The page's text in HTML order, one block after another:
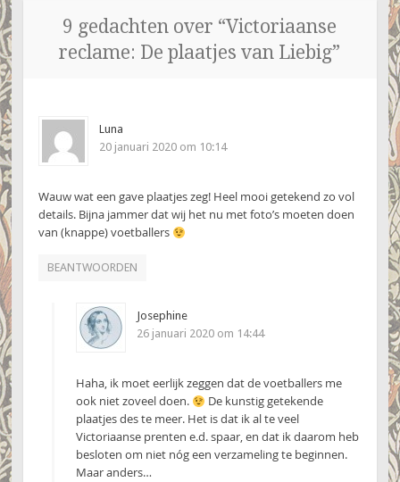
9 gedachten over “Victoriaanse
reclame: De plaatjes van Liebig”
Luna
20 januari 2020 om 10:14
Wauw wat een gave plaatjes zeg! Heel mooi getekend zo vol
details. Bijna jammer dat wij het nu met foto’s moeten doen
van (knappe) voetballers
BEANTWOORDEN
Josephine
26 januari 2020 om 14:44
Haha, ik moet eerlijk zeggen dat de voetballers me
ook niet zoveel doen.
De kunstig getekende
plaatjes des te meer. Het is dat ik al te veel
Victoriaanse prenten e.d. spaar, en dat ik daarom heb
besloten om niet nóg een verzameling te beginnen.
Maar anders…